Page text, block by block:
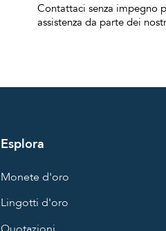
Contattaci senza impegno
assistenza da parte dei
Esplora
Monete d'oro
Lingotti d'oro